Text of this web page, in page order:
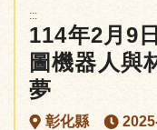
:::
114年2月9
圖機器人與
夢
彰化縣